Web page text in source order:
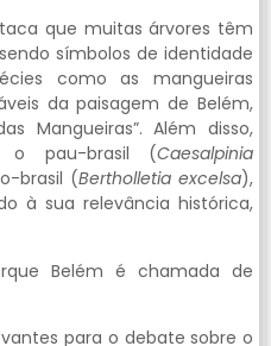
que muitas árvores têm
símbolos de identidade
como as mangueiras
da paisagem de Belém,
Mangueiras”. Além disso,
o pau-brasil (Caesalpinia
brasil (Bertholletia excelsa),
à sua relevância histórica,
Belém é chamada de
para o debate sobre o